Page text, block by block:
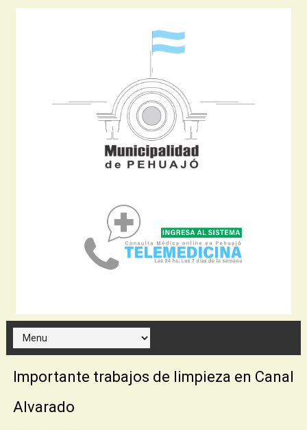
Importante trabajos de limpieza en Canal
Alvarado